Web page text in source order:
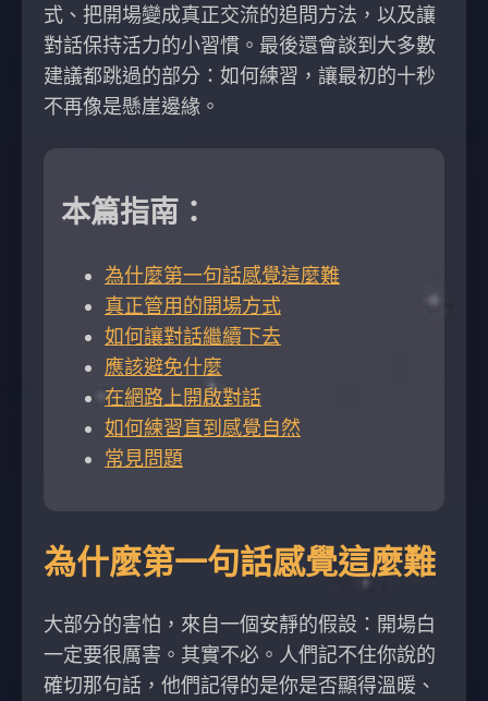
式、把開場變成真正交流的追問方法，以及讓
對話保持活力的小習慣。最後還會談到大多數
建議都跳過的部分：如何練習，讓最初的十秒
不再像是懸崖邊緣。
本篇指南：
為什麼第一句話感覺這麼難
真正管用的開場方式
如何讓對話繼續下去
應該避免什麼
在網路上開啟對話
如何練習直到感覺自然
常見問題
為什麼第一句話感覺這麼難
大部分的害怕，來自一個安靜的假設：開場白
一定要很厲害。其實不必。人們記不住你說的
確切那句話，他們記得的是你是否顯得溫暖、